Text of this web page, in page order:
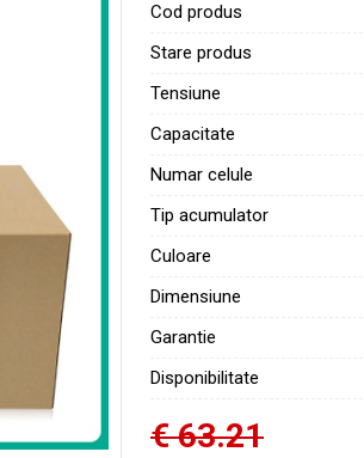
Cod produs
Stare produs
Tensiune
Capacitate
Numar celule
Tip acumulator
Culoare
Dimensiune
Garantie
Disponibilitate
€ 63.21